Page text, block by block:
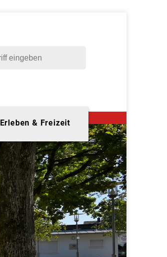
Erleben & Freizeit